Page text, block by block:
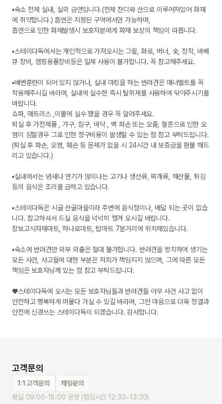
▪숙소 전체 실내, 실외 금연입니다.(전체 잔디와 산으로 이루어져있어 화재
에 취약합니다.) 흡연은 지정된 구역에서만 가능하며,
흡연으로 인한 화재발생시 보호자분에게 화재 보상의 책임이 따릅니다.
▪스테이다독에서는 개인적으로 가져오시는 그릴, 화로, 버너, 숯, 장작, 바베
큐 장비, 캠핑용품장비등은 일체 사용이 불가합니다. 꼭 참고해주세요.
▪배변훈련이 되어 있지 않거나, 실내 마킹을 하는 반려견은 매너벨트를 꼭
착용해주시길 바라며, 실내에 실수한 즉시 탈취제를 사용하여 닦아주시기를
바랍니다.
쇼파, 매트리스 ,이불에 실수 했을 경우 꼭 알려주세요.
퇴실 후 가전제품 , 가구, 침구, 바닥 , 벽 파손 또는 오줌, 혈흔으로 인한 오
염이 심할경우 그로 인한 청구비용이 발생할 수 있는 점 참고 부탁드립니다.
(퇴실 후 파손, 오염, 훼손 등 문제가 없을 시 24시간 내 보증금을 환불 해드
리고 있습니다.)
▪실내에서는 냄새나 연기가 많이나는 고기나 생선류, 찌개류, 해산물, 튀김
등의 음식은 조리를 금하고 있습니다.
▪스테이다독은 시골 산골마을이라 주변에 음식점이나, 배달 되는 곳이 없습
니다. 참고하셔서 드실 음식을 넉넉히 챙겨 오시길 바랍니다.
장보고식자재마트, 하나로마트, 탑마트 7분거리에 위치해있습니다.
▪숙소에 반려견만 외부 외출은 절대 불가합니다. 반려견을 방치하여 생기는
모든 사건, 사고들에 대한 부분은 저희가 책임지지 않으며, 그에 따른 모든
책임은 보호자님께 있는 점 참고 부탁드립니다.
♥스테이다독에 오시는 모든 보호자님들과 반려견들 아무 사건 사고 없이
안전하고 행복하게 머물다 가실 수 있길 바라며, 그런 마음으로 더욱 청결과
안전에 신경쓰는 스테이다독이 되겠습니다. 감사합니다.
고객문의
1:1 고객문의
채팅문의
평일 09:00-18:00 운영 (점심시간 12:30~13:30)